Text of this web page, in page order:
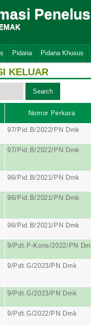
Pidana Pidana Khusus
KELUAR
Nomor Perkara
97/Pid.B/2022/PN Dmk
97/Pid.B/2022/PN Dmk
96/Pid.B/2021/PN Dmk
96/Pid.B/2021/PN Dmk
96/Pid.B/2021/PN Dmk
9/Pdt.P-Kons/2022/PN
9/Pdt.G/2023/PN Dmk
9/Pdt.G/2023/PN Dmk
9/Pdt.G/2022/PN Dmk